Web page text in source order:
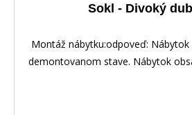
Sokl - Divoký
Montáž nábytku:odpoveď: Nábytok
demontovanom stave. Nábytok